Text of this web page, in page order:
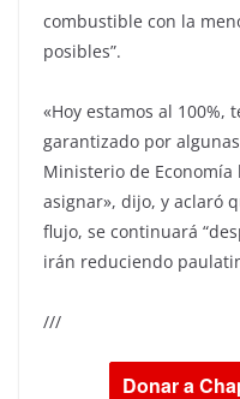
combustible con la
posibles”.
«Hoy estamos al 100%,
garantizado por
Ministerio de Economía
asignar», dijo, y aclaró
flujo, se continuará
irán reduciendo
///